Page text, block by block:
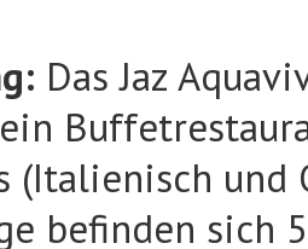
Das Jaz
(Italienisch
befinden sich